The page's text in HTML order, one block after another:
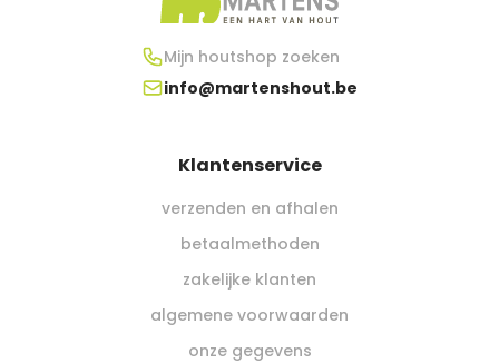
Mijn houtshop zoeken
info@martenshout.be
Klantenservice
verzenden en afhalen
betaalmethoden
zakelijke klanten
algemene voorwaarden
onze gegevens